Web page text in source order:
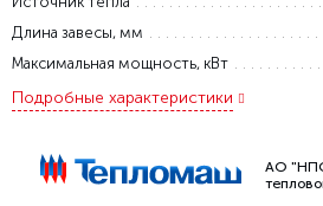
Длина завесы, мм
Максимальная мощность, кВт
Подробные характеристики
АО